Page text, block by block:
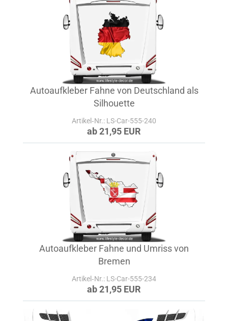
Autoaufkleber Fahne von Deutschland als
Silhouette
Artikel‑Nr.: LS-Car-555-240
ab 21,95 EUR
Autoaufkleber Fahne und Umriss von
Bremen
Artikel‑Nr.: LS-Car-555-234
ab 21,95 EUR